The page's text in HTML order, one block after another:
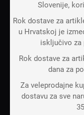
Slovenije,
Rok dostave za
u Hrvatskoj je
isključivo za
Rok dostave za
dana za
Za veleprodajne
dostavu za sve